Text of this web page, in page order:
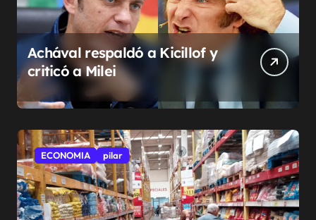
Achával respaldó a Kicillof y
criticó a Milei
ECONOMIA pilar